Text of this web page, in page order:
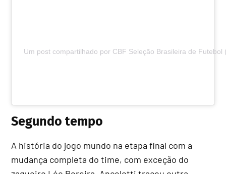
Um post compartilhado por CBF Seleção Brasileira de Futebol
Segundo tempo
A história do jogo mundo na etapa final com a
mudança completa do time, com exceção do